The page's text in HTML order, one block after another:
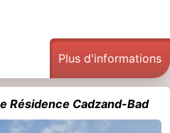
Plus d'informations
Résidence Cadzand-Bad